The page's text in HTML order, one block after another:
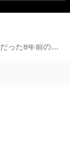
夢のような日だった8年前の5月20日